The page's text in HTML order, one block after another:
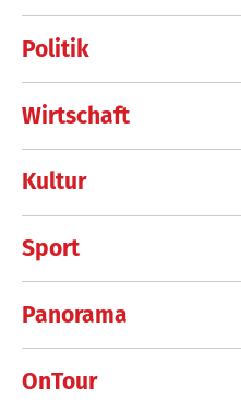
Politik
Wirtschaft
Kultur
Sport
Panorama
OnTour